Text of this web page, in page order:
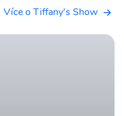
Více o Tiffany's Show